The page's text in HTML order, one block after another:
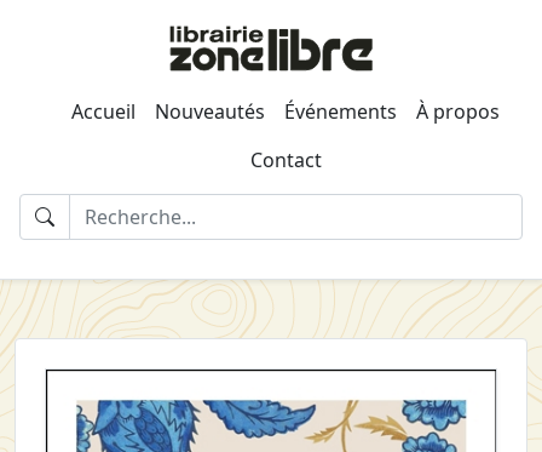
Accueil Nouveautés Événements
À propos
Contact